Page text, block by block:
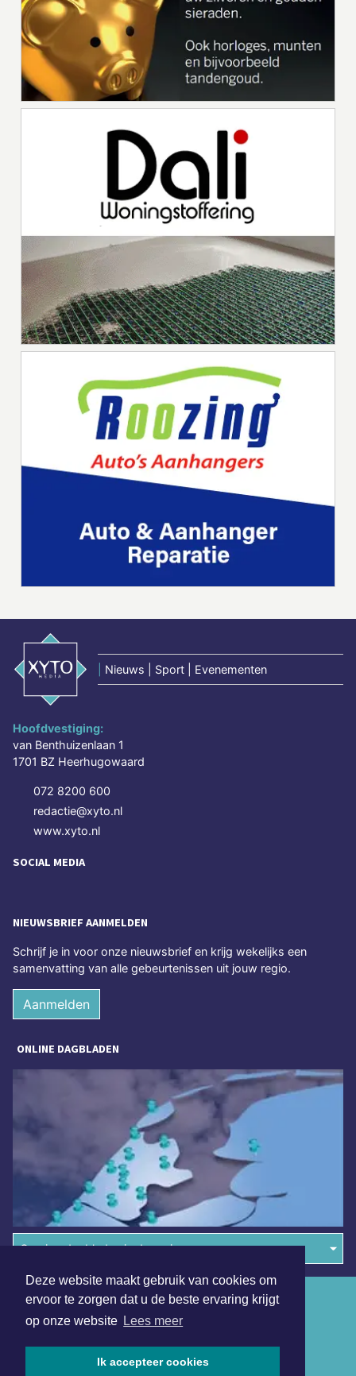
Deze website maakt gebruik van cookies om
ervoor te zorgen dat u de beste ervaring krijgt
op onze website Lees meer
Ik accepteer cookies
Nieuws | Sport | Evenementen
Hoofdvestiging:
van Benthuizenlaan 1
1701 BZ Heerhugowaard
072 8200 600
redactie@xyto.nl
www.xyto.nl
SOCIAL MEDIA
NIEUWSBRIEF AANMELDEN
Schrijf je in voor onze nieuwsbrief en krijg wekelijks een
samenvatting van alle gebeurtenissen uit jouw regio.
Aanmelden
ONLINE DAGBLADEN
Overige dagbladen in de regio
Algemene voorwaarden
Disclaimer